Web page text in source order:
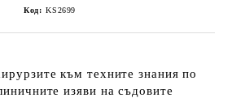
Код: KS2699
към техните знания по
изяви на съдовите